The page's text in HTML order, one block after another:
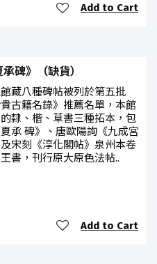
Add to Cart
碑》（缺貨）
藏八種碑帖被列於第五批
貴古籍名錄》推薦名單，本館
隸、楷、草書三種拓本，包
承 碑》、唐歐陽詢《九成宮
宋刻《淳化閣帖》泉州本卷
書，刊行原大原色法帖..
Add to Cart